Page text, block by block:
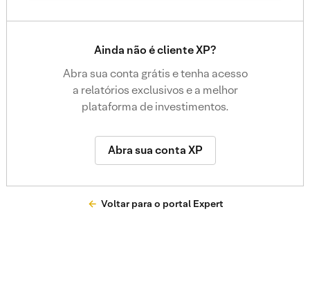
Ainda não é cliente XP?
Abra sua conta grátis e tenha acesso
a relatórios exclusivos e a melhor
plataforma de investimentos.
Abra sua conta XP
Voltar para o portal Expert